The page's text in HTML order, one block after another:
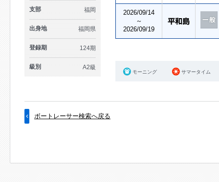
支部 福岡
出身地 福岡県
登録期 124期
級別 A2級
2026/09/14
～
2026/09/19
モーニング サマータイム
ボートレーサー検索へ戻る